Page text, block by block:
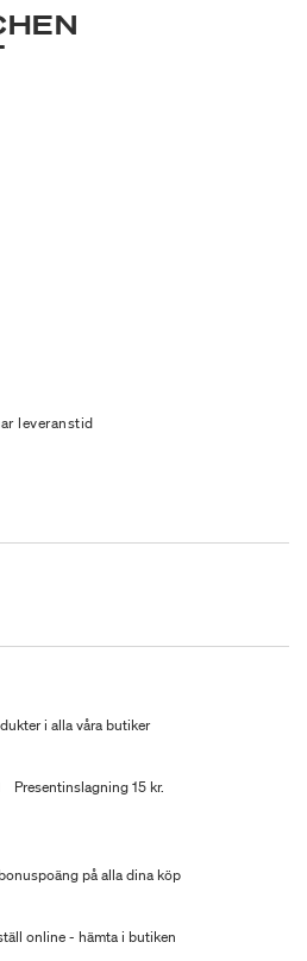
leveranstid
i alla våra butiker
Presentinslagning 15 kr.
på alla dina köp
online - hämta i butiken